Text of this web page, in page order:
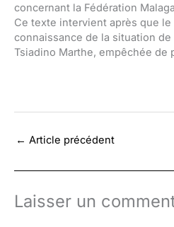
concernant la Fédération
Ce texte intervient après que
connaissance de la situation de
Tsiadino Marthe, empêchée de
← Article précédent
Laisser un